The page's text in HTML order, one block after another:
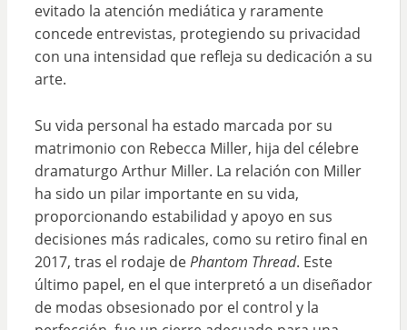
evitado la atención mediática y raramente
concede entrevistas, protegiendo su privacidad
con una intensidad que refleja su dedicación a su
arte.
Su vida personal ha estado marcada por su
matrimonio con Rebecca Miller, hija del célebre
dramaturgo Arthur Miller. La relación con Miller
ha sido un pilar importante en su vida,
proporcionando estabilidad y apoyo en sus
decisiones más radicales, como su retiro final en
2017, tras el rodaje dePhantom Thread. Este
último papel, en el que interpretó a un diseñador
de modas obsesionado por el control y la